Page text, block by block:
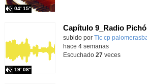
04′ 15″
Capítulo 9_Radio
Contenido educativo.
subido por Tic cp
19′ 08″
hace 4 semanas
Escuchado 27 veces